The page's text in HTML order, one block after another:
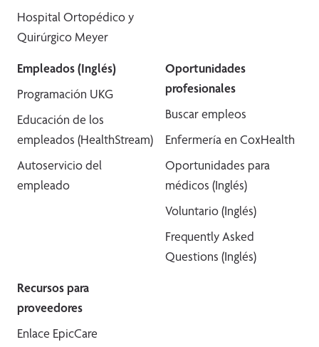
Hospital Ortopédico y
Quirúrgico Meyer
Empleados (Inglés)
Programación UKG
Educación de los
empleados (HealthStream)
Autoservicio del
empleado
Oportunidades
profesionales
Buscar empleos
Enfermería en CoxHealth
Oportunidades para
médicos (Inglés)
Voluntario (Inglés)
Frequently Asked
Questions (Inglés)
Recursos para
proveedores
Enlace EpicCare